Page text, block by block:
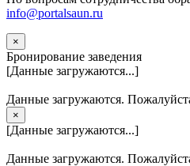
info@portalsaun.ru
×
Бронирование заведения
[Данные загружаются...]
Данные загружаются.
×
[Данные загружаются...]
Данные загружаются.